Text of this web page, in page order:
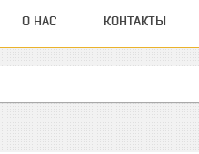
О НАС КОНТАКТЫ